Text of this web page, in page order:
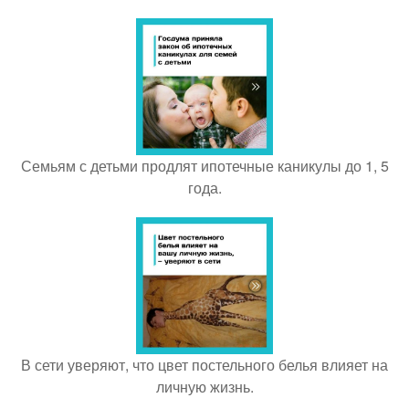
Семьям с детьми продлят ипотечные каникулы до 1, 5
года.
В сети уверяют, что цвет постельного белья влияет на
личную жизнь.